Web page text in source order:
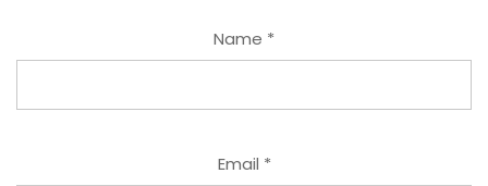
Name *
Email *